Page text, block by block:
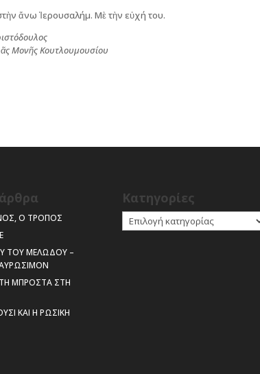
ἄνω Ἱερουσαλήμ. Μὲ τὴν εὐχή του.
Μονῆς Κουτλουμουσίου
Ο ΤΡΟΠΟΣ
ΤΟΥ ΜΕΛΩΔΟΥ –
ΜΠΡΟΣΤΑ ΣΤΗ
ΚΑΙ Η ΡΩΣΙΚΗ
Kατηγορίες
Kατηγορίες